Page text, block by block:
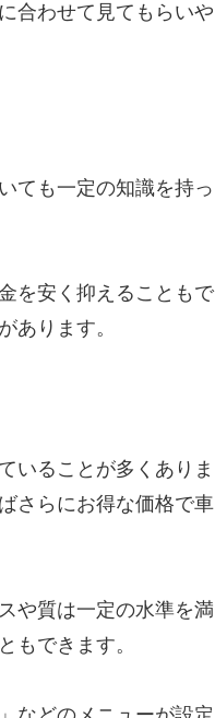
合わせて見てもらいや
ても一定の知識を持っ
を安く抑えることもで
あります。
いることが多くありま
さらにお得な価格で車
や質は一定の水準を満
もできます。